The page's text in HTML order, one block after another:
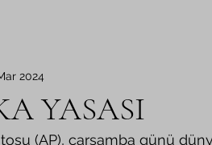
YASASI
2024